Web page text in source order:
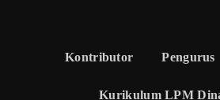
Kontributor Pengurus
Kurikulum LPM